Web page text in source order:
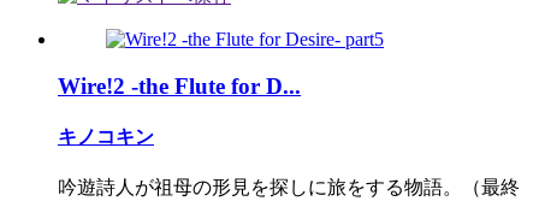
Wire!2 -the Flute for D...
キノコキン
吟遊詩人が祖母の形見を探しに旅をする物語。（最終